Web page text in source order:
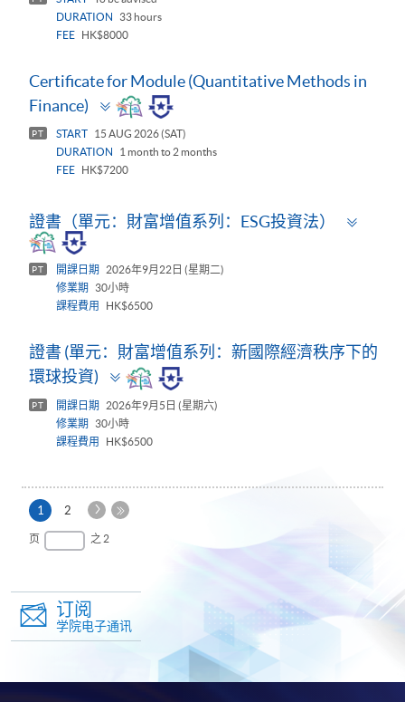
DURATION
33 hours
FEE
HK$8000
Certificate for Module (Quantitative Methods in
Finance)
Toggle
panel
PT START
15 AUG 2026 (SAT)
DURATION
1 month to 2 months
FEE
HK$7200
證書（單元：財富增值系列：ESG投資法）
PT 開課日期
2026年9月22日 (星期二)
修業期
30小時
課程費用
HK$6500
證書 (單元：財富增值系列：新國際經濟秩序下的
環球投資)
Toggle
panel
PT 開課日期
2026年9月5日 (星期六)
修業期
30小時
課程費用
HK$6500
1 本
页
2
下
页
页 之 2
订阅
学院电子通讯